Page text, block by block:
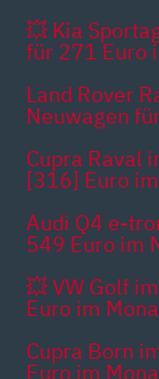
💥 Kia
für 271 Euro
Land Rover
Neuwagen
Cupra Raval
[316] Euro
Audi Q4 e-
549 Euro im
💥 VW Golf
Euro im
Cupra Born
Euro im